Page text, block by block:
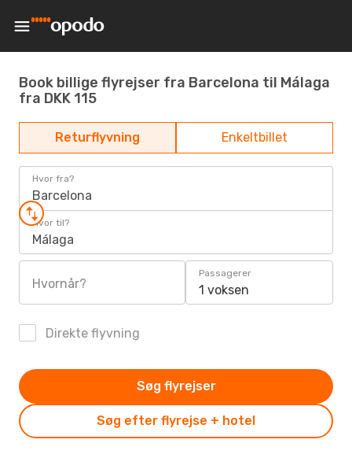
Book billige flyrejser fra Barcelona til Málaga
fra DKK 115
Returflyvning Enkeltbillet
Hvor fra?
Barcelona
Hvor til?
Málaga
Hvornår?
Passagerer
1 voksen
Direkte flyvning
Søg efter flyrejse + hotel
Søg flyrejser